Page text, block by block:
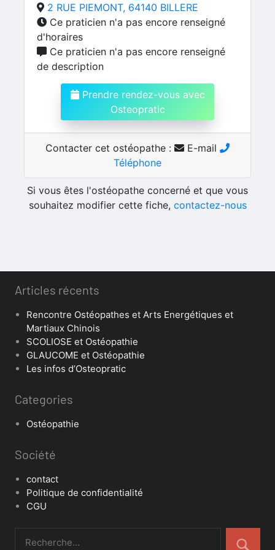
2 RUE PIEMONT, 64140 BILLERE
Ce praticien n'a pas encore renseigné
d'horaires
Ce praticien n'a pas encore renseigné
de description
Prendre rendez-vous avec
Osteopratic
Contacter cet ostéopathe :
E-mail
Téléphone
Si vous êtes l'ostéopathe concerné et que vous
souhaitez modifier cette fiche, contactez-nous
Articles récents
Rencontre Ostéopathes et Arts Energétiques et
Martiaux Chinois
SCOLIOSE et Ostéopathie
GLAUCOME et Ostéopathie
Les infos d’Osteopratic
Categories
Ostéopathie
Société
contact
Politique de confidentialité
CGU